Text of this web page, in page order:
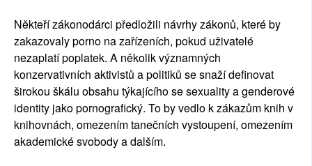
Někteří zákonodárci předložili návrhy zákonů, které by
zakazovaly porno na zařízeních, pokud uživatelé
nezaplatí poplatek. A několik významných
konzervativních aktivistů a politiků se snaží definovat
širokou škálu obsahu týkajícího se sexuality a genderové
identity jako pornografický. To by vedlo k zákazům knih v
knihovnách, omezením tanečních vystoupení, omezením
akademické svobody a dalším.